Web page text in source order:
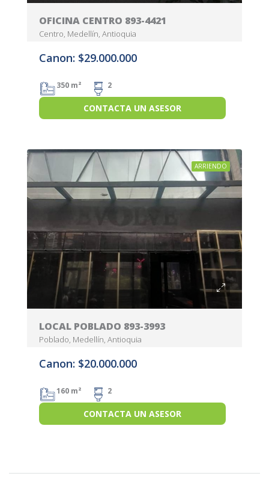
OFICINA CENTRO 893-4421
Centro, Medellín, Antioquia
Canon: $29.000.000
350 m² 2
CONTACTA UN ASESOR
ARRIENDO
LOCAL POBLADO 893-3993
Poblado, Medellín, Antioquia
Canon: $20.000.000
160 m² 2
CONTACTA UN ASESOR